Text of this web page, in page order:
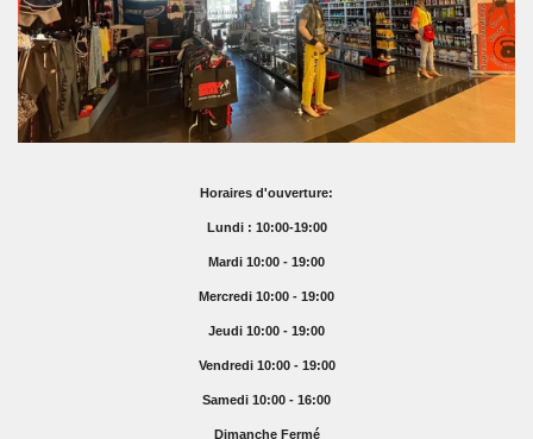
Horaires d'ouverture:
Lundi : 10:00-19:00
Mardi 10:00 - 19:00
Mercredi 10:00 - 19:00
Jeudi 10:00 - 19:00
Vendredi 10:00 - 19:00
Samedi 10:00 - 16:00
Dimanche Fermé